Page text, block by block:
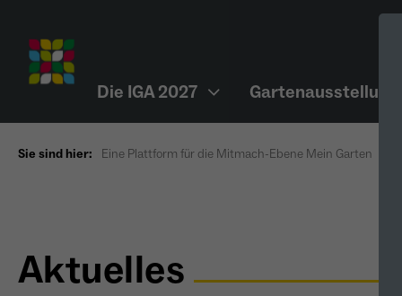
Die IGA 2027 Gartenausstellung
Sie sind hier: Eine Plattform für die Mitmach-Ebene Mein Garten
Aktuelles